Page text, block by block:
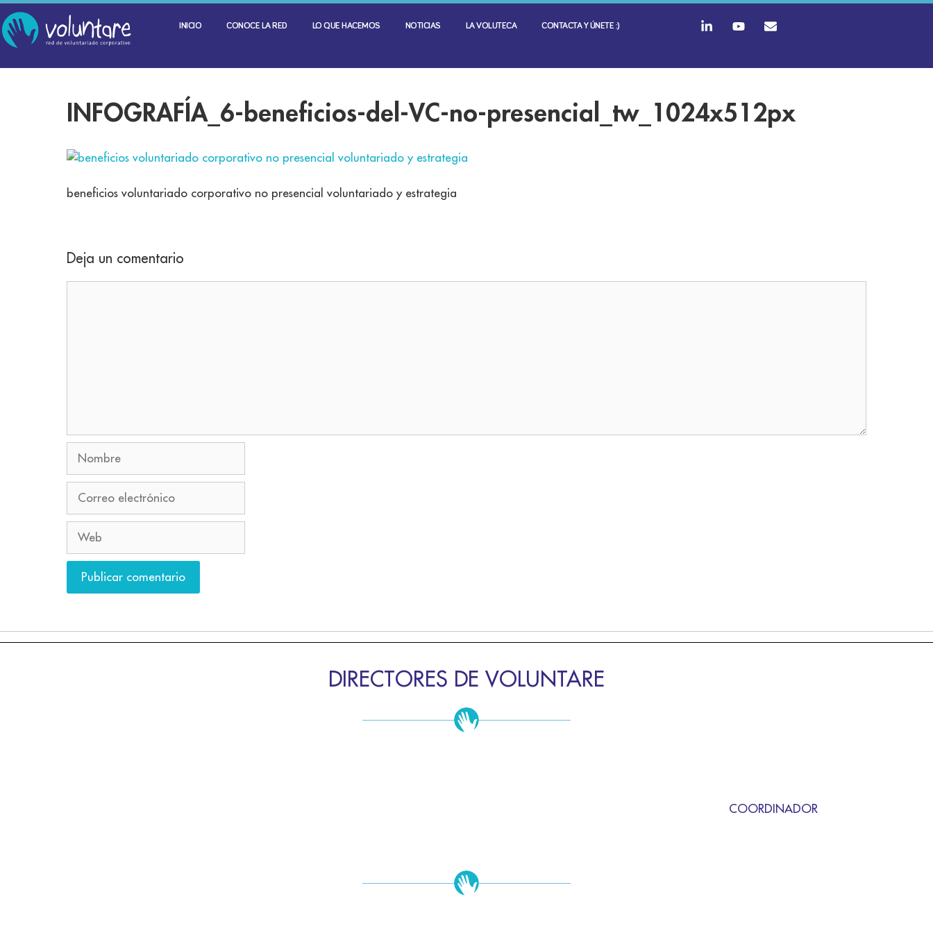
INICIO CONOCE LA RED LO QUE HACEMOS NOTICIAS LA VOLUTECA CONTACTA Y ÚNETE :)
INFOGRAFÍA_6-beneficios-del-VC-no-presencial_tw_1024x512px
beneficios voluntariado corporativo no presencial voluntariado y estrategia
Deja un comentario
DIRECTORES DE VOLUNTARE
COORDINADOR